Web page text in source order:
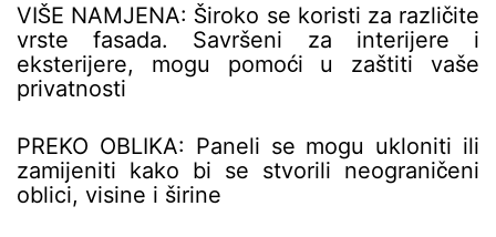
VIŠE NAMJENA: Široko se koristi za različite
vrste fasada. Savršeni za interijere i
eksterijere, mogu pomoći u zaštiti vaše
privatnosti
PREKO OBLIKA: Paneli se mogu ukloniti ili
zamijeniti kako bi se stvorili neograničeni
oblici, visine i širine